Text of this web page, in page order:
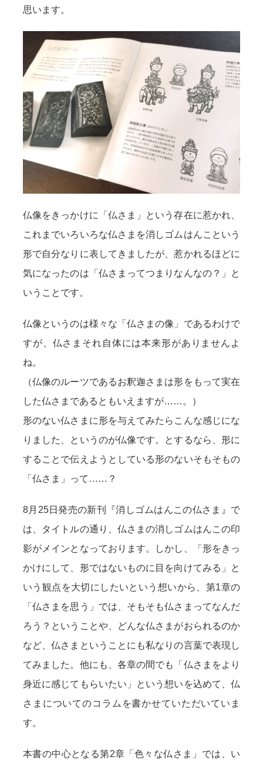
思います。
仏像をきっかけに「仏さま」という存在に惹かれ、
これまでいろいろな仏さまを消しゴムはんこという
形で自分なりに表してきましたが、惹かれるほどに
気になったのは「仏さまってつまりなんなの？」と
いうことです。
仏像というのは様々な「仏さまの像」であるわけで
すが、仏さまそれ自体には本来形がありませんよ
ね。
（仏像のルーツであるお釈迦さまは形をもって実在
した仏さまであるともいえますが……。）
形のない仏さまに形を与えてみたらこんな感じにな
りました、というのが仏像です。とするなら、形に
することで伝えようとしている形のないそもそもの
「仏さま」って……？
8月25日発売の新刊『消しゴムはんこの仏さま』で
は、タイトルの通り、仏さまの消しゴムはんこの印
影がメインとなっております。しかし、「形をきっ
かけにして、形ではないものに目を向けてみる」と
いう観点を大切にしたいという想いから、第1章の
「仏さまを思う」では、そもそも仏さまってなんだ
ろう？ということや、どんな仏さまがおられるのか
など、仏さまということにも私なりの言葉で表現し
てみました。他にも、各章の間でも「仏さまをより
身近に感じてもらいたい」という想いを込めて、仏
さまについてのコラムを書かせていただいていま
す。
本書の中心となる第2章「色々な仏さま」では、い